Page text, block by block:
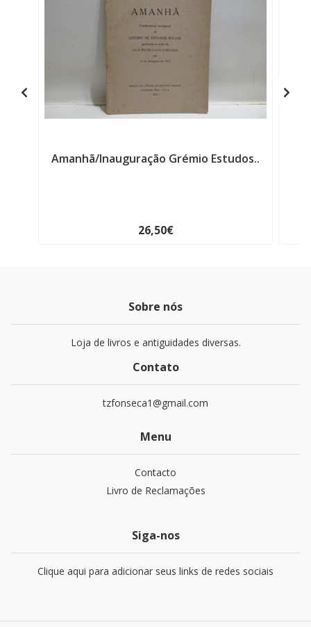
Amanhã/Inauguração Grémio Estudos..
26,50€
Sobre nós
Loja de livros e antiguidades diversas.
Contato
tzfonseca1@gmail.com
Menu
Contacto
Livro de Reclamações
Siga-nos
Clique aqui para adicionar seus links de redes sociais